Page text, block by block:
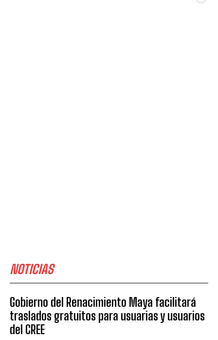
NOTICIAS
Gobierno del Renacimiento Maya facilitará
traslados gratuitos para usuarias y usuarios
del CREE